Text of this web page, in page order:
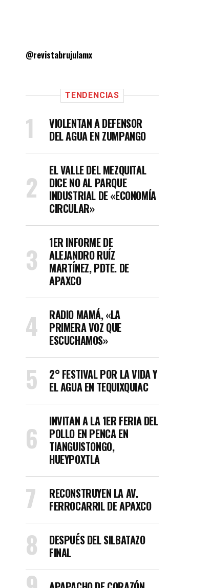
@revistabrujulamx
TENDENCIAS
VIOLENTAN A DEFENSOR
DEL AGUA EN ZUMPANGO
EL VALLE DEL MEZQUITAL
DICE NO AL PARQUE
INDUSTRIAL DE «ECONOMÍA
CIRCULAR»
1ER INFORME DE
ALEJANDRO RUÍZ
MARTÍNEZ, PDTE. DE
APAXCO
RADIO MAMÁ, «LA
PRIMERA VOZ QUE
ESCUCHAMOS»
2° FESTIVAL POR LA VIDA Y
EL AGUA EN TEQUIXQUIAC
INVITAN A LA 1ER FERIA DEL
POLLO EN PENCA EN
TIANGUISTONGO,
HUEYPOXTLA
RECONSTRUYEN LA AV.
FERROCARRIL DE APAXCO
DESPUÉS DEL SILBATAZO
FINAL